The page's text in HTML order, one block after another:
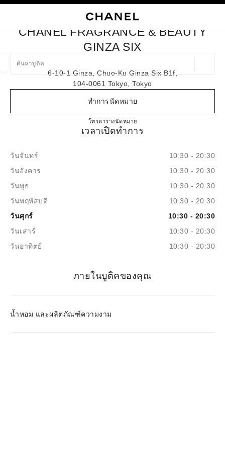
ค้นหาบูติค
ข้อเสนอจะแสดงอยู่ใต้แถบค้นหานี้
0 ข้อเสนอที่มีอยู่
ปิดการ์ดบูติก CHANEL FRAGRANCE & BEAUTY GINZA SIX
CHANEL FRAGRANCE & BEAUTY
GINZA SIX
6-10-1 Ginza, Chuo-Ku Ginza Six B1f,
104-0061 Tokyo, Tokyo
ทำการนัดหมาย
โทร03-6386-7777
ตารางนัดหมายCHANEL FRAGRANCE &
เวลาเปิดทำการ
วันจันทร์
10:30 - 20:30
วันอังคาร
10:30 - 20:30
วันพุธ
10:30 - 20:30
วันพฤหัสบดี
10:30 - 20:30
วันศุกร์
10:30 - 20:30
วันเสาร์
10:30 - 20:30
วันอาทิตย์
10:30 - 20:30
ภายในบูติคของคุณ
น้ำหอม และผลิตภัณฑ์ความงาม
นาฬิกาและเครื่องประดับอัญมณี